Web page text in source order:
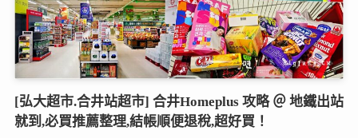
[弘大超市.合井站超市] 合井Homeplus 攻略 ＠ 地鐵出站
就到,必買推薦整理,結帳順便退稅,超好買！